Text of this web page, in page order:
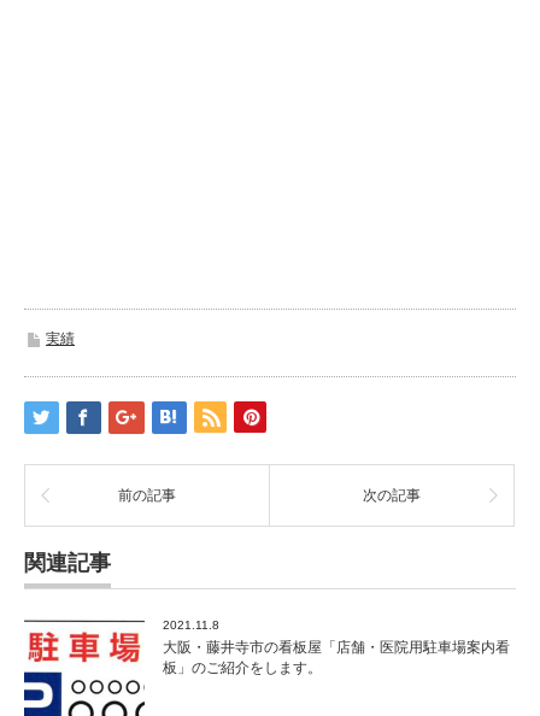
実績
前の記事 次の記事
関連記事
2021.11.8
大阪・藤井寺市の看板屋「店舗・医院用駐車場案内看
板」のご紹介をします。